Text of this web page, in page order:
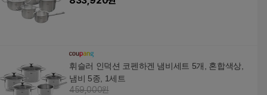
휘슬러 인덕션 코펜하겐 냄비세트 5개, 혼합색상,
냄비 5종, 1세트
459,000원